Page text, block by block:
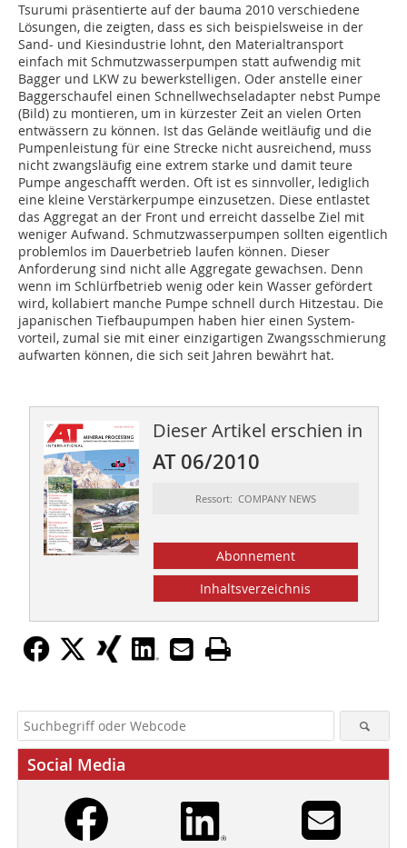
Tsurumi präsentierte auf der bauma 2010 verschiedene
Lösungen, die zeigten, dass es sich beispielsweise in der
Sand- und Kiesindustrie lohnt, den Materialtransport
einfach mit Schmutzwasserpumpen statt aufwendig mit
Bagger und LKW zu bewerkstelligen. Oder anstelle einer
Baggerschaufel einen Schnellwechseladapter nebst Pumpe
(Bild) zu montieren, um in kürzester Zeit an vielen Orten
entwässern zu können. Ist das Gelände weitläufig und die
Pumpenleistung für eine Strecke nicht ausreichend, muss
nicht zwangsläufig eine extrem starke und damit teure
Pumpe angeschafft werden. Oft ist es sinnvoller, lediglich
eine kleine Verstärkerpumpe ein­zusetzen. Diese entlastet
das Aggregat an der Front und erreicht dasselbe Ziel mit
weniger Aufwand. Schmutzwasserpumpen sollten eigentlich
problemlos im Dauerbetrieb laufen können. Dieser
Anforderung sind nicht alle Aggregate gewachsen. Denn
wenn im Schlürfbetrieb wenig oder kein Wasser gefördert
wird, kollabiert manche Pumpe schnell durch Hitzestau. Die
japanischen Tiefbaupumpen haben hier einen System­
vorteil, zumal sie mit einer einzigartigen Zwangsschmierung
aufwarten können, die sich seit Jahren bewährt hat.
Dieser Artikel erschien in
AT 06/2010
Ressort: COMPANY NEWS
Abonnement
Inhaltsverzeichnis
Social Media